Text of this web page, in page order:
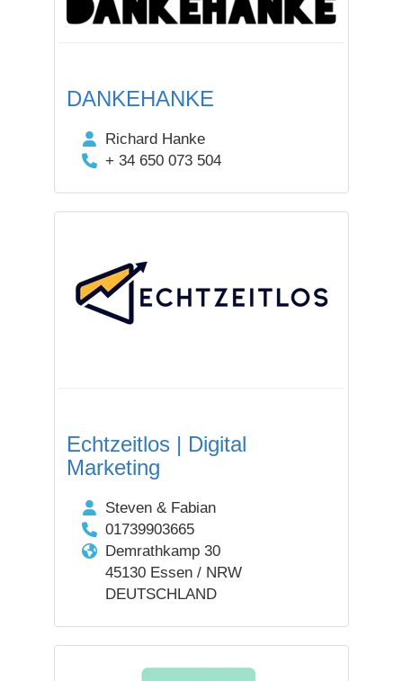
DANKEHANKE
Richard Hanke
+ 34 650 073 504
Echtzeitlos | Digital
Marketing
Steven & Fabian
01739903665
Demrathkamp 30
45130 Essen / NRW
DEUTSCHLAND